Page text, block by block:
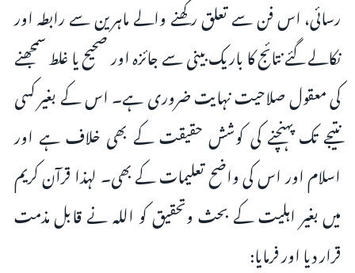
رسائی، اس فن سے تعلق رکھنے والے ماہرین سے رابطہ اور
نکالے گئے نتائج کا باریک بینی سے جائزہ اور صحیح یا غلط سمجھنے
کی معقول صلاحیت نہایت ضروری ہے۔ اس کے بغیر کسی
نتیجے تک پہنچنے کی کوشش حقیقت کے بھی خلاف ہے اور
اسلام اور اس کی واضح تعلیمات کے بھی۔ لہذا قرآن کریم
میں بغیر اہلیت کے بحث وتحقیق کو اللہ نے قابل مذمت
قرار دیا اور فرمایا: